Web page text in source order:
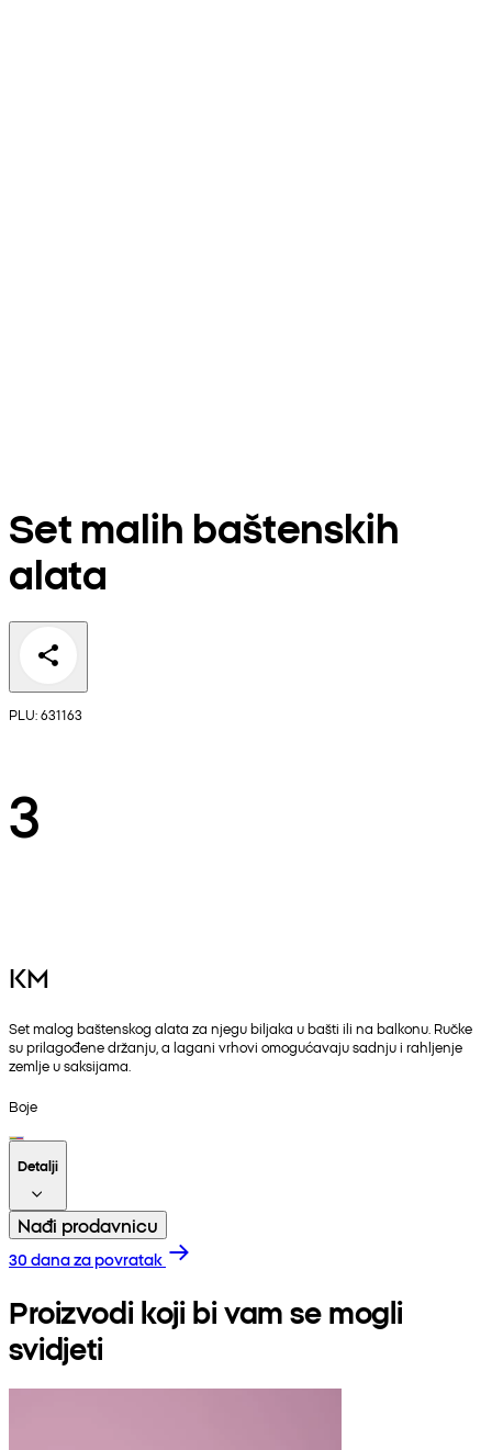
Set malih baštenskih
alata
PLU: 631163
3
KM
Set malog baštenskog alata za njegu biljaka u bašti ili na balkonu. Ručke
su prilagođene držanju, a lagani vrhovi omogućavaju sadnju i rahljenje
zemlje u saksijama.
Boje
Detalji
Nađi prodavnicu
30 dana za povratak
Proizvodi koji bi vam se mogli
svidjeti